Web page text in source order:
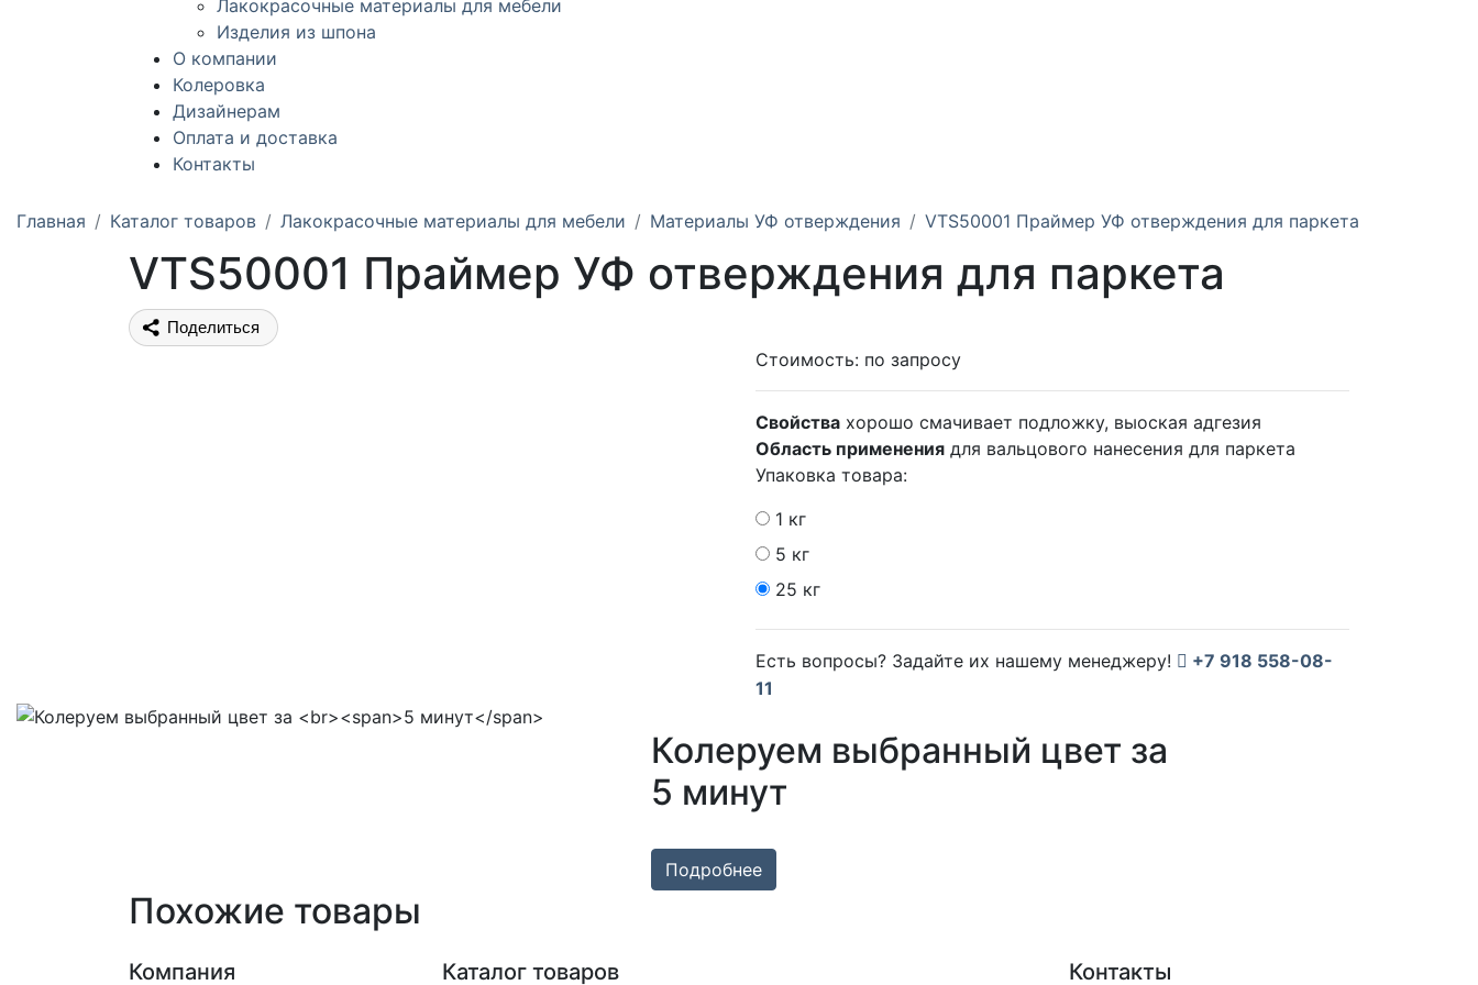
Лакокрасочные материалы для мебели
Изделия из шпона
О компании
Колеровка
Дизайнерам
Оплата и доставка
Контакты
Главная Каталог товаров Лакокрасочные материалы для мебели Материалы УФ отверждения VTS50001 Праймер УФ отверждения для паркета
VTS50001 Праймер УФ отверждения для паркета
Поделиться
Стоимость: по запросу
Свойства хорошо смачивает подложку, выоская адгезия
Область применения для вальцового нанесения для паркета
Упаковка товара:
1 кг
5 кг
25 кг
Есть вопросы? Задайте их нашему менеджеру!
+7 918 558-08-
11
Колеруем выбранный цвет за
5 минут
Подробнее
Похожие товары
Компания Каталог товаров Контакты